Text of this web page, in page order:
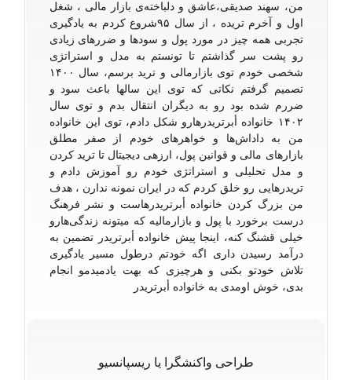
من، سهند صدیقی،عاشق و دلباخته‌ی بازار مالی ، شغل
اول و آخرم تریده ، از سال ۹۵شروع کردم به یادگیری
تجربی همه چیز در مورد پول و سودها و ضررهای زیادی
رو پشت سر گذاشتم تا تونستم به مدل و استراتژی
شخصی خودم توی بازارمالی و ترید برسم، سال ۱۴۰۰
تصمیم گرفتم نکاتی که توی این سالها باعث سود و
ضررم شده بود رو به دیگران انتقال بدم و توی سال
۱۴۰۲ خانواده أبرتریدرهارو شکل دادم، توی این خانواده
من به داداش‌ها و خواهرهای خودم از صفر مطلق
بازارهای مالی و قوانین پول، ارزهی دیجیتال تا ترید کردن
و مدل تحلیلی و استراتژی خودم رو آموزش دادم و
تریدرهایی رو خلق کردم که در ایران نمونه ندارن ، هدف
من بزرگ کردن خانواده أبرتریدرهاست و نشر فرهنگ
درست برخورد با پول و بازارمالیه که میتونه زندگی‌هارو
خیلی قشنگ کنه، اینجا پیش خانواده أبرتریدر تضمین به
درآمد رسیدن داری اگه خودتم درطول مسیر یادگیری
تلاش خودتو بکنی و هرچیزی که بهت یادمیدمو انجام
بدی، خوش اومدی به خانواده أبرتریدر
طراحی واکنشگرا یا ریسپانسیو